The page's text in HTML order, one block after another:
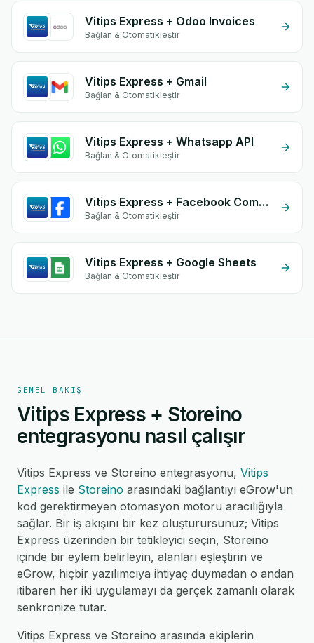
Vitips Express + Odoo Invoices
Bağlan & Otomatikleştir
Vitips Express + Gmail
Bağlan & Otomatikleştir
Vitips Express + Whatsapp API
Bağlan & Otomatikleştir
Vitips Express + Facebook Comments
Bağlan & Otomatikleştir
Vitips Express + Google Sheets
Bağlan & Otomatikleştir
GENEL BAKIŞ
Vitips Express + Storeino
entegrasyonu nasıl çalışır
Vitips Express ve Storeino entegrasyonu, Vitips
Express ile Storeino arasındaki bağlantıyı eGrow'un
kod gerektirmeyen otomasyon motoru aracılığıyla
sağlar. Bir iş akışını bir kez oluşturursunuz; Vitips
Express üzerinden bir tetikleyici seçin, Storeino
içinde bir eylem belirleyin, alanları eşleştirin ve
eGrow, hiçbir yazılımcıya ihtiyaç duymadan o andan
itibaren her iki uygulamayı da gerçek zamanlı olarak
senkronize tutar.
Vitips Express ve Storeino arasında ekiplerin